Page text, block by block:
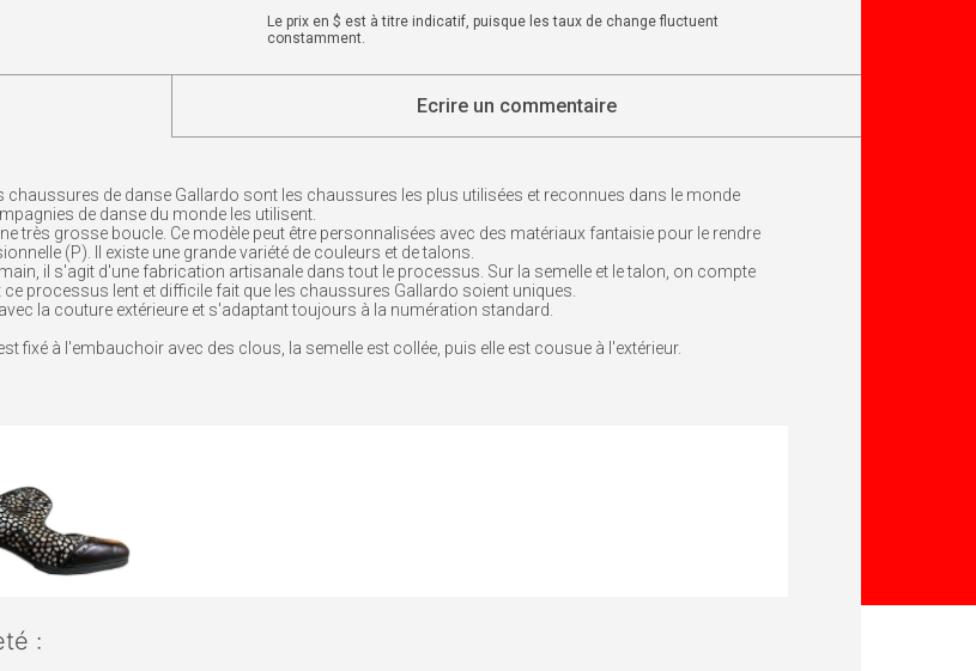
Le prix en $ est à titre indicatif, puisque les taux de change fluctuent
constamment.
Ecrire un commentaire
chaussures de danse Gallardo sont les chaussures les plus utilisées et reconnues dans le monde
de danse du monde les utilisent.
très grosse boucle. Ce modèle peut être personnalisées avec des matériaux fantaisie pour le rendre
(P). Il existe une grande variété de couleurs et de talons.
il s'agit d'une fabrication artisanale dans tout le processus. Sur la semelle et le talon, on compte
processus lent et difficile fait que les chaussures Gallardo soient uniques.
la couture extérieure et s'adaptant toujours à la numération standard.
fixé à l'embauchoir avec des clous, la semelle est collée, puis elle est cousue à l'extérieur.
: